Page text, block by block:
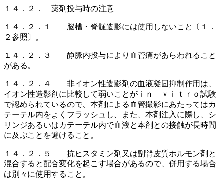
１４．２． 薬剤投与時の注意
１４．２．１． 脳槽・脊髄造影には使用しないこと〔１．
２参照〕。
１４．２．３． 静脈内投与により血管痛があらわれること
がある。
１４．２．４． 非イオン性造影剤の血液凝固抑制作用は、
イオン性造影剤に比較して弱いことがｉｎ ｖｉｔｒｏ試験
で認められているので、本剤による血管撮影にあたってはカ
テーテル内をよくフラッシュし、また、本剤注入に際し、シ
リンジあるいはカテーテル内で血液と本剤との接触が長時間
に及ぶことを避けること。
１４．２．５． 抗ヒスタミン剤又は副腎皮質ホルモン剤と
混合すると配合変化を起こす場合があるので、併用する場合
は別々に使用すること。